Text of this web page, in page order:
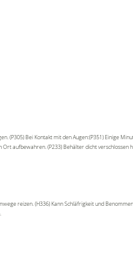
Bei Kontakt mit den Augen:(P351) Einige
aufbewahren. (P233) Behälter dicht verschlossen
reizen. (H336) Kann Schläfrigkeit und